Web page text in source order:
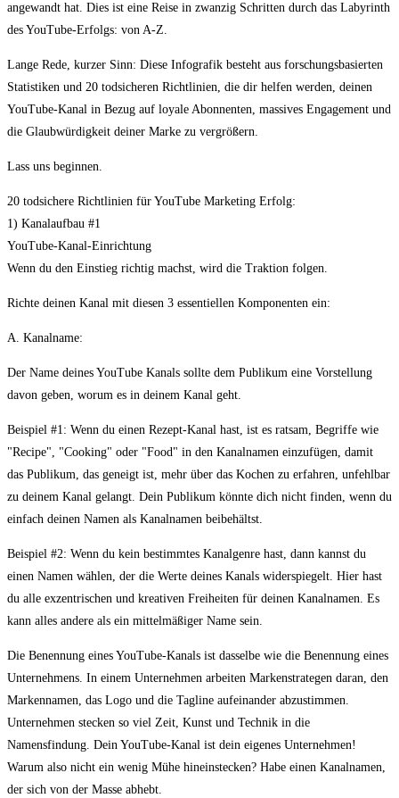
angewandt hat. Dies ist eine Reise in zwanzig Schritten durch das Labyrinth
des YouTube-Erfolgs: von A-Z.
Lange Rede, kurzer Sinn: Diese Infografik besteht aus forschungsbasierten
Statistiken und 20 todsicheren Richtlinien, die dir helfen werden, deinen
YouTube-Kanal in Bezug auf loyale Abonnenten, massives Engagement und
die Glaubwürdigkeit deiner Marke zu vergrößern.
Lass uns beginnen.
20 todsichere Richtlinien für YouTube Marketing Erfolg:
1) Kanalaufbau #1
YouTube-Kanal-Einrichtung
Wenn du den Einstieg richtig machst, wird die Traktion folgen.
Richte deinen Kanal mit diesen 3 essentiellen Komponenten ein:
A. Kanalname:
Der Name deines YouTube Kanals sollte dem Publikum eine Vorstellung
davon geben, worum es in deinem Kanal geht.
Beispiel #1: Wenn du einen Rezept-Kanal hast, ist es ratsam, Begriffe wie
"Recipe", "Cooking" oder "Food" in den Kanalnamen einzufügen, damit
das Publikum, das geneigt ist, mehr über das Kochen zu erfahren, unfehlbar
zu deinem Kanal gelangt. Dein Publikum könnte dich nicht finden, wenn du
einfach deinen Namen als Kanalnamen beibehältst.
Beispiel #2: Wenn du kein bestimmtes Kanalgenre hast, dann kannst du
einen Namen wählen, der die Werte deines Kanals widerspiegelt. Hier hast
du alle exzentrischen und kreativen Freiheiten für deinen Kanalnamen. Es
kann alles andere als ein mittelmäßiger Name sein.
Die Benennung eines YouTube-Kanals ist dasselbe wie die Benennung eines
Unternehmens. In einem Unternehmen arbeiten Markenstrategen daran, den
Markennamen, das Logo und die Tagline aufeinander abzustimmen.
Unternehmen stecken so viel Zeit, Kunst und Technik in die
Namensfindung. Dein YouTube-Kanal ist dein eigenes Unternehmen!
Warum also nicht ein wenig Mühe hineinstecken? Habe einen Kanalnamen,
der sich von der Masse abhebt.